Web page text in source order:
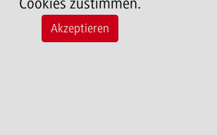
Cookies zustimmen.
Akzeptieren